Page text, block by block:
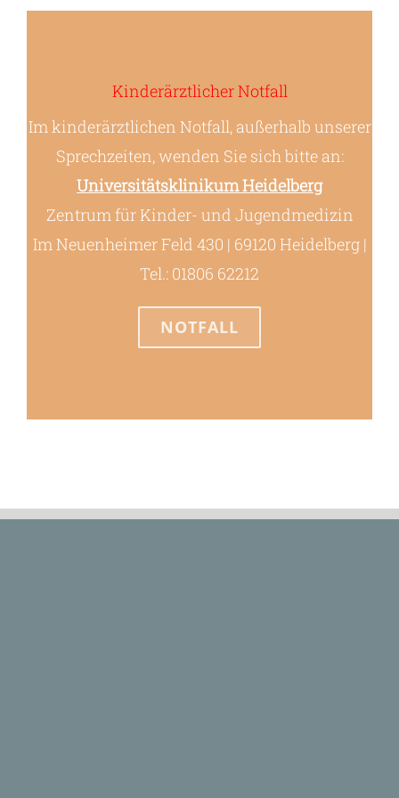
Kinderärztlicher Notfall
Im kinderärztlichen Notfall, außerhalb unserer
Sprechzeiten, wenden Sie sich bitte an:
Universitätsklinikum Heidelberg
Zentrum für Kinder- und Jugendmedizin
Im Neuenheimer Feld 430 | 69120 Heidelberg |
Tel.: 01806 62212
NOTFALL